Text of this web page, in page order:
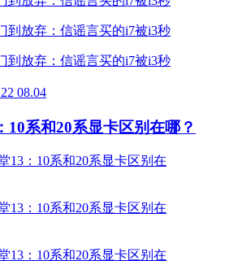
22 08.04
10系和20系显卡区别在哪？